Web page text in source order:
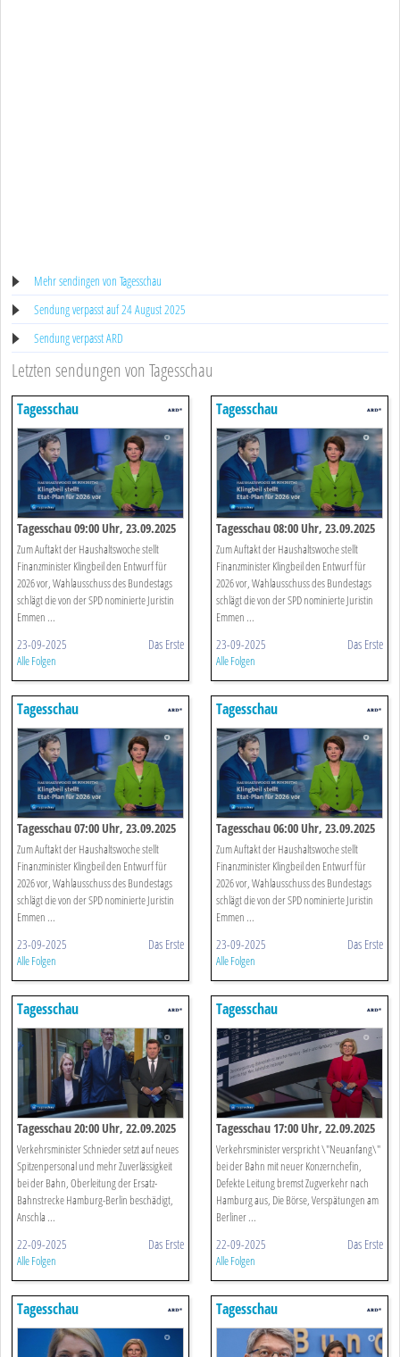
Mehr sendingen von Tagesschau
Sendung verpasst auf 24 August 2025
Sendung verpasst ARD
Letzten sendungen von Tagesschau
Tagesschau
Tagesschau 09:00 Uhr, 23.09.2025
Zum Auftakt der Haushaltswoche stellt
Finanzminister Klingbeil den Entwurf für
2026 vor, Wahlausschuss des Bundestags
schlägt die von der SPD nominierte Juristin
Emmen ...
23-09-2025 Das Erste
Alle Folgen
Tagesschau
Tagesschau 08:00 Uhr, 23.09.2025
Zum Auftakt der Haushaltswoche stellt
Finanzminister Klingbeil den Entwurf für
2026 vor, Wahlausschuss des Bundestags
schlägt die von der SPD nominierte Juristin
Emmen ...
23-09-2025 Das Erste
Alle Folgen
Tagesschau
Tagesschau 07:00 Uhr, 23.09.2025
Zum Auftakt der Haushaltswoche stellt
Finanzminister Klingbeil den Entwurf für
2026 vor, Wahlausschuss des Bundestags
schlägt die von der SPD nominierte Juristin
Emmen ...
23-09-2025 Das Erste
Alle Folgen
Tagesschau
Tagesschau 06:00 Uhr, 23.09.2025
Zum Auftakt der Haushaltswoche stellt
Finanzminister Klingbeil den Entwurf für
2026 vor, Wahlausschuss des Bundestags
schlägt die von der SPD nominierte Juristin
Emmen ...
23-09-2025 Das Erste
Alle Folgen
Tagesschau
Tagesschau 20:00 Uhr, 22.09.2025
Verkehrsminister Schnieder setzt auf neues
Spitzenpersonal und mehr Zuverlässigkeit
bei der Bahn, Oberleitung der Ersatz-
Bahnstrecke Hamburg-Berlin beschädigt,
Anschla ...
22-09-2025 Das Erste
Alle Folgen
Tagesschau
Tagesschau 17:00 Uhr, 22.09.2025
Verkehrsminister verspricht \"Neuanfang\"
bei der Bahn mit neuer Konzernchefin,
Defekte Leitung bremst Zugverkehr nach
Hamburg aus, Die Börse, Verspätungen am
Berliner ...
22-09-2025 Das Erste
Alle Folgen
Tagesschau Tagesschau